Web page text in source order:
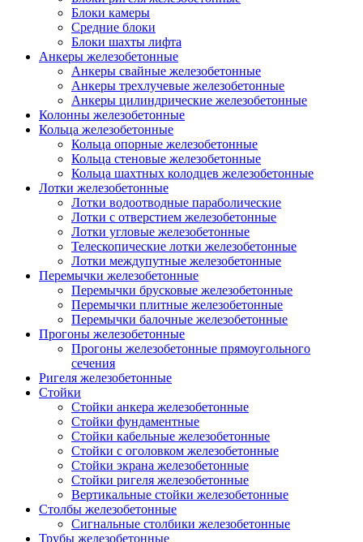
Блоки камеры
Средние блоки
Блоки шахты лифта
Анкеры железобетонные
Анкеры свайные железобетонные
Анкеры трехлучевые железобетонные
Анкеры цилиндрические железобетонные
Колонны железобетонные
Кольца железобетонные
Кольца опорные железобетонные
Кольца стеновые железобетонные
Кольца шахтных колодцев железобетонные
Лотки железобетонные
Лотки водоотводные параболические
Лотки с отверстием железобетонные
Лотки угловые железобетонные
Телескопические лотки железобетонные
Лотки междупутные железобетонные
Перемычки железобетонные
Перемычки брусковые железобетонные
Перемычки плитные железобетонные
Перемычки балочные железобетонные
Прогоны железобетонные
Прогоны железобетонные прямоугольного
сечения
Ригеля железобетонные
Стойки
Стойки анкера железобетонные
Стойки фундаментные
Стойки кабельные железобетонные
Стойки с оголовком железобетонные
Стойки экрана железобетонные
Стойки ригеля железобетонные
Вертикальные стойки железобетонные
Столбы железобетонные
Сигнальные столбики железобетонные
Трубы железобетонные